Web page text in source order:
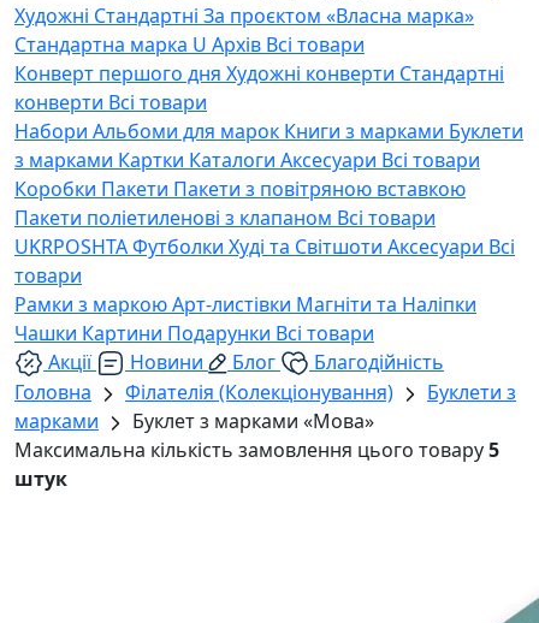
Художні Стандартні За проєктом «Власна марка»
Стандартна марка U Архів Всі товари
Конверт першого дня Художні конверти Стандартні
конверти Всі товари
Набори Альбоми для марок Книги з марками Буклети
з марками Картки Каталоги Аксесуари Всі товари
Коробки Пакети Пакети з повітряною вставкою
Пакети поліетиленові з клапаном Всі товари
UKRPOSHTAФутболки Худі та Світшоти Аксесуари Всі
товари
Рамки з маркоюАрт-листівки Магніти та Наліпки
Чашки Картини Подарунки Всі товари
Акції
Новини Блог
Благодійність
Головна
Філателія (Колекціонування)
Буклети з
марками
Буклет з марками «Мова»
Максимальна кількість замовлення цього товару5
штук